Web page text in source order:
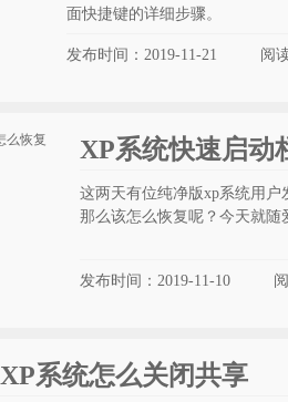
面快捷键的详细步骤。
发布时间：2019-11-21 阅
XP系统快速启动
这两天有位纯净版xp系统用
那么该怎么恢复呢？今天就
发布时间：2019-11-10
XP系统怎么关闭共享